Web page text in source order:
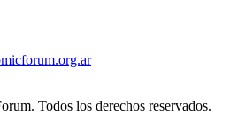
Todos los derechos reservados.